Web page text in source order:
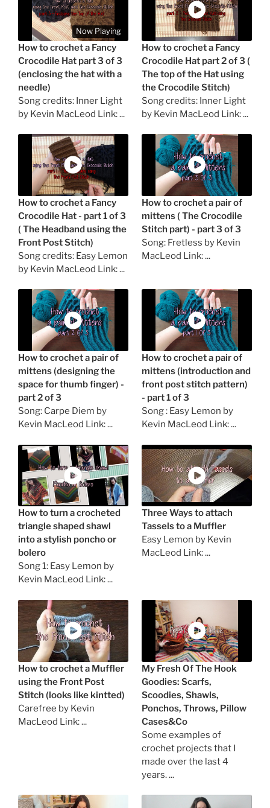
Now Playing
How to crochet a Fancy
Crocodile Hat part 3 of 3
(enclosing the hat with a
needle)
Song credits: Inner Light
by Kevin MacLeod Link: ...
How to crochet a Fancy
Crocodile Hat part 2 of 3 (
The top of the Hat using
the Crocodile Stitch)
Song credits: Inner Light
by Kevin MacLeod Link: ...
How to crochet a Fancy
Crocodile Hat - part 1 of 3
( The Headband using the
Front Post Stitch)
Song credits: Easy Lemon
by Kevin MacLeod Link: ...
How to crochet a pair of
mittens ( The Crocodile
Stitch part) - part 3 of 3
Song: Fretless by Kevin
MacLeod Link: ...
How to crochet a pair of
mittens (designing the
space for thumb finger) -
part 2 of 3
Song: Carpe Diem by
Kevin MacLeod Link: ...
How to crochet a pair of
mittens (introduction and
front post stitch pattern)
- part 1 of 3
Song : Easy Lemon by
Kevin MacLeod Link: ...
How to turn a crocheted
triangle shaped shawl
into a stylish poncho or
bolero
Song 1: Easy Lemon by
Kevin MacLeod Link: ...
Three Ways to attach
Tassels to a Muffler
Easy Lemon by Kevin
MacLeod Link: ...
How to crochet a Muffler
using the Front Post
Stitch (looks like kintted)
Carefree by Kevin
MacLeod Link: ...
My Fresh Of The Hook
Goodies: Scarfs,
Scoodies, Shawls,
Ponchos, Throws, Pillow
Cases&Co
Some examples of
crochet projects that I
made over the last 4
years. ...